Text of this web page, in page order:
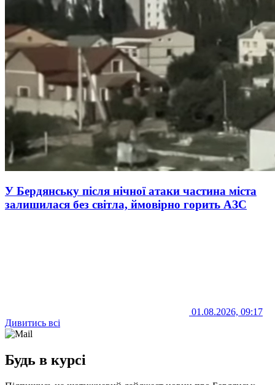
У Бердянську після нічної атаки частина міста
залишилася без світла, ймовірно горить АЗС
01.08.2026, 09:17
Дивитись всі
Будь в курсі